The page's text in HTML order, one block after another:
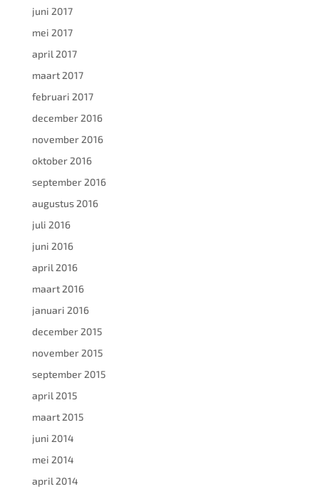
juni 2017
mei 2017
april 2017
maart 2017
februari 2017
december 2016
november 2016
oktober 2016
september 2016
augustus 2016
juli 2016
juni 2016
april 2016
maart 2016
januari 2016
december 2015
november 2015
september 2015
april 2015
maart 2015
juni 2014
mei 2014
april 2014